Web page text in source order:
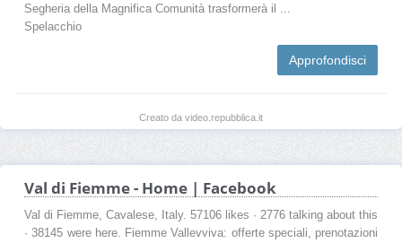
Segheria della Magnifica Comunità trasformerà il ...
Spelacchio
Approfondisci
Creato da video.repubblica.it
Val di Fiemme - Home | Facebook
Val di Fiemme, Cavalese, Italy. 57106 likes · 2776 talking about this
· 38145 were here. Fiemme Vallevviva: offerte speciali, prenotazioni